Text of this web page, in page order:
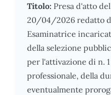
Titolo: Presa d'atto
20/04/2026 redatto
Esaminatrice
della selezione
per l'attivazione di n.
professionale, della
eventualmente